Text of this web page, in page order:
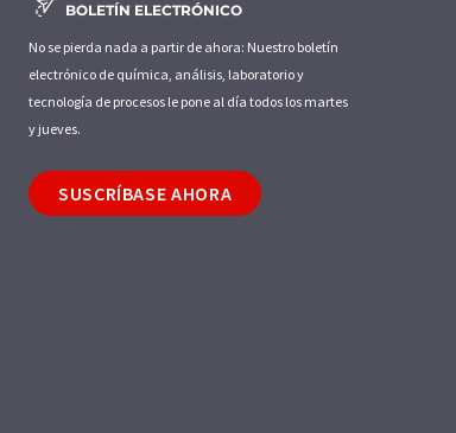
BOLETÍN ELECTRÓNICO
No se pierda nada a partir de ahora: Nuestro boletín
electrónico de química, análisis, laboratorio y
tecnología de procesos le pone al día todos los martes
y jueves.
SUSCRÍBASE AHORA